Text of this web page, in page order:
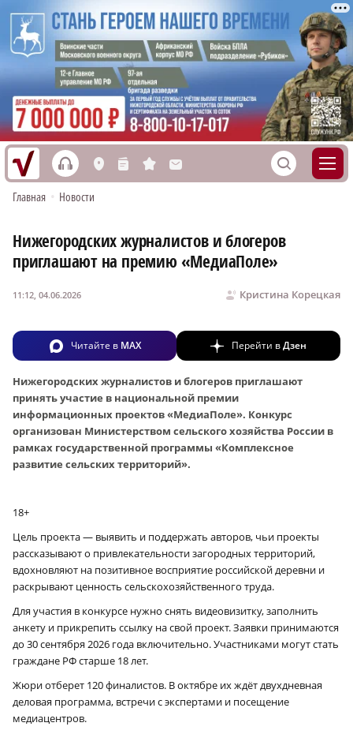
h L n s M S
Главная • Новости
Нижегородских журналистов и блогеров
приглашают на премию «МедиаПоле»
Кристина Корецкая
11:12, 04.06.2026
Читайте в MAX Перейти вДзен
Нижегородских журналистов и блогеров приглашают
принять участие в национальной премии
информационных проектов «МедиаПоле». Конкурс
организован Министерством сельского хозяйства России в
рамках государственной программы «Комплексное
развитие сельских территорий».
18+
Цель проекта — выявить и поддержать авторов, чьи проекты
рассказывают о привлекательности загородных территорий,
вдохновляют на позитивное восприятие российской деревни и
раскрывают ценность сельскохозяйственного труда.
Для участия в конкурсе нужно снять видеовизитку, заполнить
анкету и прикрепить ссылку на свой проект. Заявки принимаются
до 30 сентября 2026 года включительно. Участниками могут стать
граждане РФ старше 18 лет.
Жюри отберет 120 финалистов. В октябре их ждёт двухдневная
деловая программа, встречи с экспертами и посещение
медиацентров.